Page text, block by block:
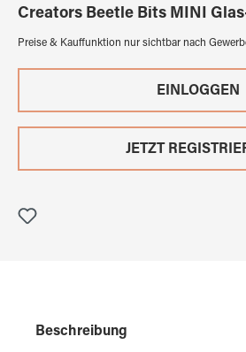
Creators Beetle Bits MINI
Preise & Kauffunktion nur sichtbar nach
EINLOGGEN
JETZT
Beschreibung